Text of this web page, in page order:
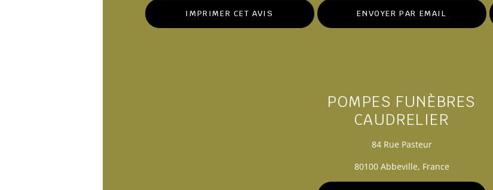
IMPRIMER CET AVIS ENVOYER PAR EMAIL
POMPES FUNÈBRES
CAUDRELIER
84 Rue Pasteur
80100 Abbeville, France